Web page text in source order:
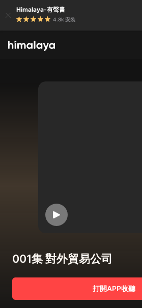
Himalaya-有聲書
4.8k 安裝
001集 對外貿易公司
打開APP收聽